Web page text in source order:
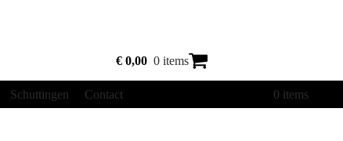
€ 0,00 0 items
Schuttingen Contact 0 items